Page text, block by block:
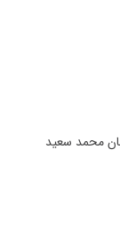
محمد سعید